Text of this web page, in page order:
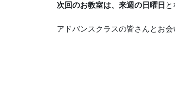
次回のお教室は、来週の日曜日 と
アドバンスクラスの皆さんとお